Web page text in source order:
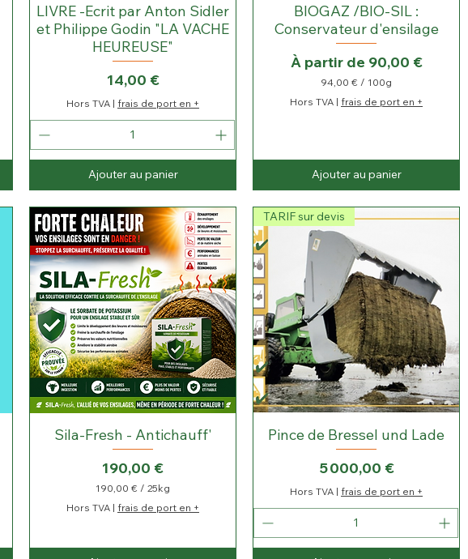
LIVRE -Ecrit par Anton Sidler
et Philippe Godin "LA VACHE
HEUREUSE"
Prix
14,00 €
Hors TVA | frais de port en +
Ajouter au panier
BIOGAZ /BIO-SIL :
Conservateur d'ensilage
À partir de 90,00 €
Prix promotionnel
94,00 € / 100g
4
€
r
1
0
G
r
a
m
m
e
s
Hors TVA | frais de port en +
Ajouter au panier
Sila-Fresh - Antichauff'
Prix
190,00 €
190,00 € / 25kg
9
Hors TVA | frais de port en +
TARIF sur devis
Pince de Bressel und Lade
Prix
5 000,00 €
Hors TVA | frais de port en +